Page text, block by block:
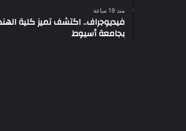
منذ 19 ساعة
فيديوجراف.. اكتشف تميز كلية
بجامعة أسيوط